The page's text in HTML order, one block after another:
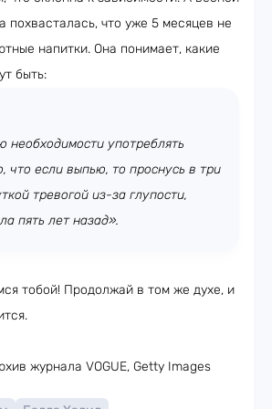
похвасталась, что уже 5 месяцев не
напитки. Она понимает, какие
быть:
необходимости употреблять
что если выпью, то проснусь в три
тревогой из-за глупости,
пять лет назад».
тобой! Продолжай в том же духе, и
журнала VOGUE, Getty Images